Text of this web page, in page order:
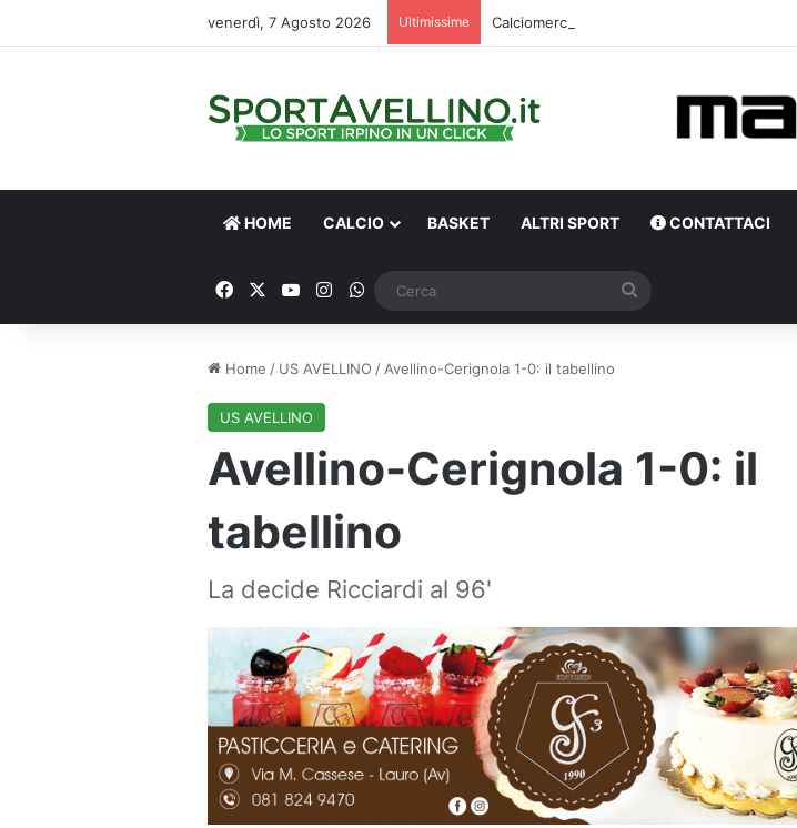
venerdì, 7 Agosto 2026 Ultimissime
HOME CALCIO BASKET ALTRI SPORT CONTATTACI
FacebookYou TubeInstagram
WhatsApp
Home / US AVELLINO / Avellino-Cerignola 1-0: il tabellino
US AVELLINO
Avellino-Cerignola 1-0: il
tabellino
La decide Ricciardi al 96'